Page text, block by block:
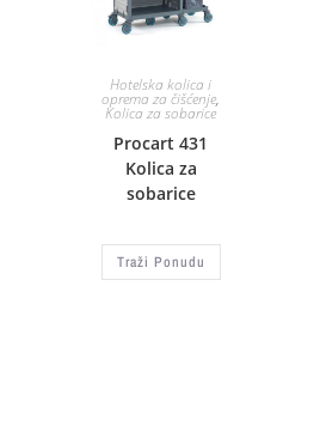
Hotelska kolica i
oprema za čišćenje,
Kolica za sobarice
Procart 431
Kolica za
sobarice
Traži Ponudu